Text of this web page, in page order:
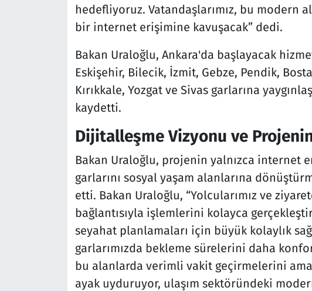
hedefliyoruz. Vatandaşlarımız, bu modern
bir internet erişimine kavuşacak” dedi.
Bakan Uraloğlu, Ankara'da başlayacak
Eskişehir, Bilecik, İzmit, Gebze, Pendik,
Kırıkkale, Yozgat ve Sivas garlarına
kaydetti.
Dijitalleşme Vizyonu ve
Bakan Uraloğlu, projenin yalnızca internet
garlarını sosyal yaşam alanlarına
etti. Bakan Uraloğlu, “Yolcularımız ve
bağlantısıyla işlemlerini kolayca
seyahat planlamaları için büyük kolaylık
garlarımızda bekleme sürelerini daha
bu alanlarda verimli vakit geçirmelerini
ayak uyduruyor, ulaşım sektöründeki